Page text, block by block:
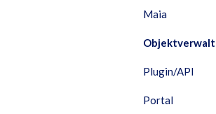
Maia
Plugin/API
Portal